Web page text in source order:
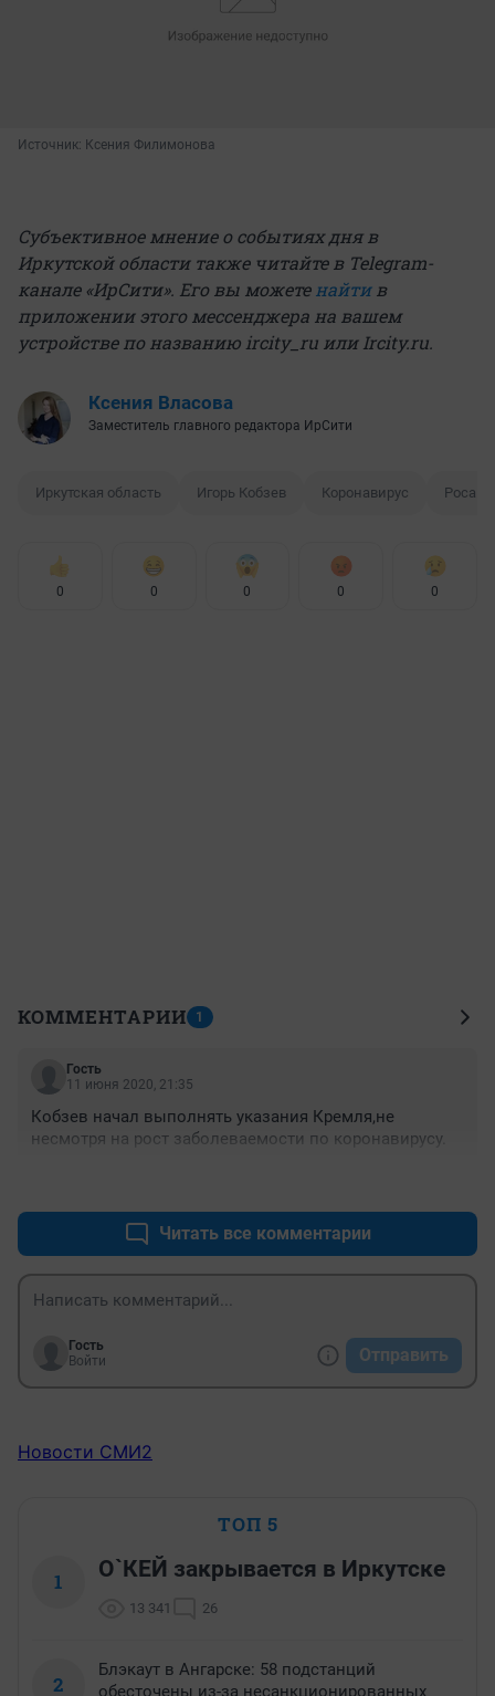
Источник: Ксения Филимонова
Субъективное мнение о событиях дня в
Иркутской области также читайте в Telegram-
канале «ИрСити». Его вы можете найтив
приложении этого мессенджера на вашем
устройстве по названию ircity_ru или Ircity.ru.
Ксения Власова
Заместитель главного редактора ИрСити
Иркутская область Игорь Кобзев Коронавирус
0 0 0 0 0
КОММЕНТАРИИ 1
Гость
11 июня 2020, 21:35
Кобзев начал выполнять указания Кремля,не
несмотря на рост заболеваемости по коронавирусу.
Читать все комментарии
Гость
Войти
Отправить
Новости СМИ2
ТОП 5
1 О`КЕЙ закрывается в Иркутске
13 341 26
2
Блэкаут в Ангарске: 58 подстанций
обесточены из-за несанкционированных